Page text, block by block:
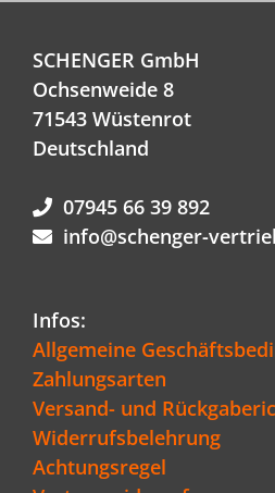
SCHENGER GmbH
Ochsenweide 8
71543 Wüstenrot
Deutschland
07945 66 39 892
info@schenger-
Infos:
Allgemeine
Zahlungsarten
Versand- und
Widerrufsbelehrung
Achtungsregel